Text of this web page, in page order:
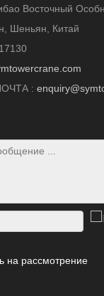
Восточный
Шеньян, Китай
:
на рассмотрение